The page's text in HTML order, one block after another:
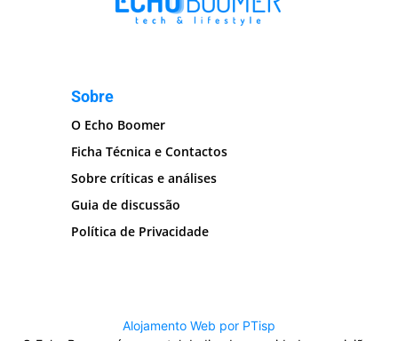
Sobre
O Echo Boomer
Ficha Técnica e Contactos
Sobre críticas e análises
Guia de discussão
Política de Privacidade
Alojamento Web por PTisp